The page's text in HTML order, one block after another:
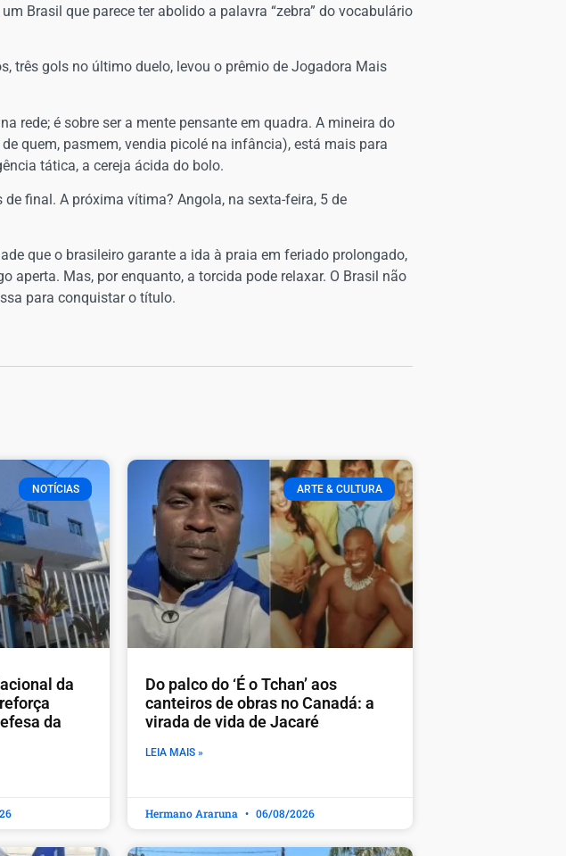
Brasil que parece ter abolido a palavra “zebra” do vocabulário
três gols no último duelo, levou o prêmio de Jogadora Mais
rede; é sobre ser a mente pensante em quadra. A mineira do
quem, pasmem, vendia picolé na infância), está mais para
tática, a cereja ácida do bolo.
final. A próxima vítima? Angola, na sexta-feira, 5 de
que o brasileiro garante a ida à praia em feriado prolongado,
aperta. Mas, por enquanto, a torcida pode relaxar. O Brasil não
para conquistar o título.
NOTÍCIAS
da
da
ARTE & CULTURA
Do palco do ‘É o Tchan’ aos
canteiros de obras no Canadá: a
virada de vida de Jacaré
LEIA MAIS »
Hermano Araruna 06/08/2026